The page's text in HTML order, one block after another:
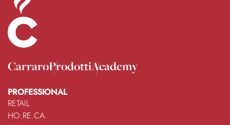
CarraroProdottiAcademy
PROFESSIONAL
RETAIL
HO.RE.CA.